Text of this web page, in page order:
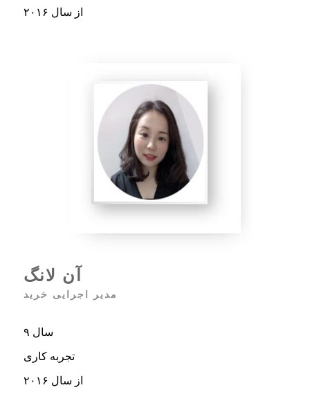
از سال ۲۰۱۶
آن لانگ
مدیر اجرایی خرید
۹ سال
تجربه کاری
از سال ۲۰۱۶